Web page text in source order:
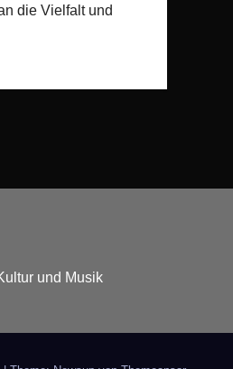
die Vielfalt und
und Musik